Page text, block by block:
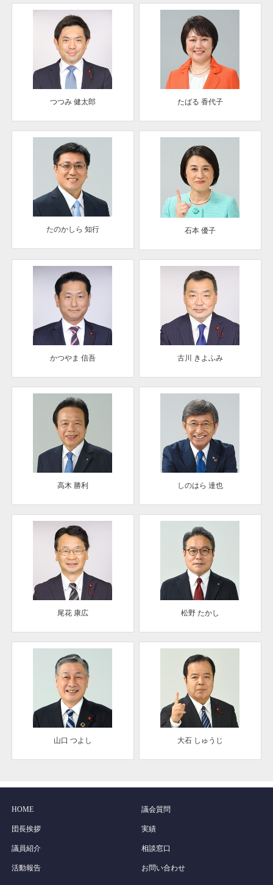
つつみ 健太郎 たばる 香代子
たのかしら 知行 石本 優子
かつやま 信吾 古川 きよふみ
高木 勝利 しのはら 達也
尾花 康広 松野 たかし
山口 つよし 大石 しゅうじ
HOME
団長挨拶
議員紹介
活動報告
議会質問
実績
相談窓口
お問い合わせ